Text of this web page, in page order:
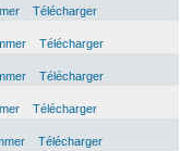
Télécharger
Télécharger
Télécharger
Télécharger
Télécharger